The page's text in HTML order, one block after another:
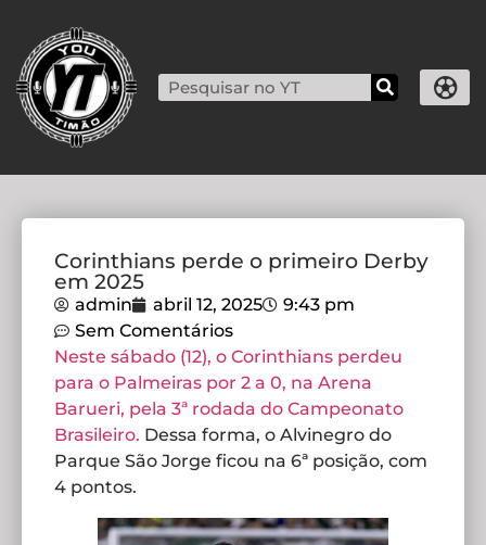
Corinthians perde o primeiro Derby
em 2025
admin abril 12, 2025
9:43 pm
Sem Comentários
Neste sábado (12), o Corinthians perdeu
para o Palmeiras por 2 a 0, na Arena
Barueri, pela 3ª rodada do Campeonato
Brasileiro. Dessa forma, o Alvinegro do
Parque São Jorge ficou na 6ª posição, com
4 pontos.